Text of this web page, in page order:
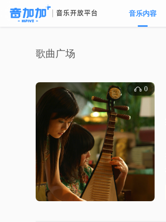
音乐内容
歌曲广场
0